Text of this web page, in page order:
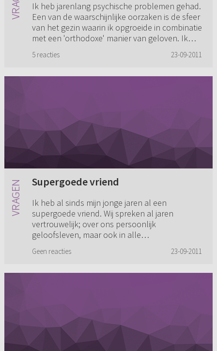
Ik heb jarenlang psychische problemen gehad.
Een van de waarschijnlijke oorzaken is de sfeer
van het gezin waarin ik opgroeide in combinatie
met een 'orthodoxe' manier van geloven. Ik
5 reacties 23-09-2011
Supergoede vriend
Ik heb al sinds mijn jonge jaren al een
supergoede vriend. Wij spreken al jaren
vertrouwelijk; over ons persoonlijk
geloofsleven, maar ook in alle
toeverlaat. ...
Geen reacties 23-09-2011